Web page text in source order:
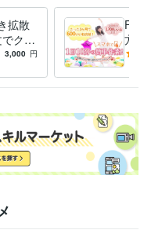
前日まで無料。
さい。見積だけでも歓迎で
数 : 25年
年数 : 25年
2年
験年数 : 2年
3月 ~ 現在
拡散
でクリ
3,000 円
方法
単！